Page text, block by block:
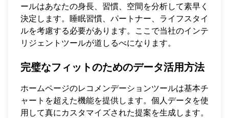
ールはあなたの身長、習慣、空間を分析して素早く
決定します。睡眠習慣、パートナー、ライフスタイ
ルを考慮する必要があります。ここで当社のインテ
リジェントツールが道しるべになります。
完璧なフィットのためのデータ活用方法
ホームページのレコメンデーションツールは基本チ
ャートを超えた機能を提供します。個人データを使
用して真にカスタマイズされた提案を生成します。